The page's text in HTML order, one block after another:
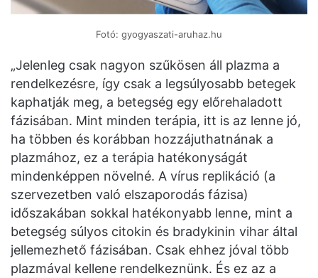
Fotó: gyogyaszati-aruhaz.hu
„Jelenleg csak nagyon szűkösen áll plazma a
rendelkezésre, így csak a legsúlyosabb betegek
kaphatják meg, a betegség egy előrehaladott
fázisában. Mint minden terápia, itt is az lenne jó,
ha többen és korábban hozzájuthatnának a
plazmához, ez a terápia hatékonyságát
mindenképpen növelné. A vírus replikáció (a
szervezetben való elszaporodás fázisa)
időszakában sokkal hatékonyabb lenne, mint a
betegség súlyos citokin és bradykinin vihar által
jellemezhető fázisában. Csak ehhez jóval több
plazmával kellene rendelkeznünk. És ez az a